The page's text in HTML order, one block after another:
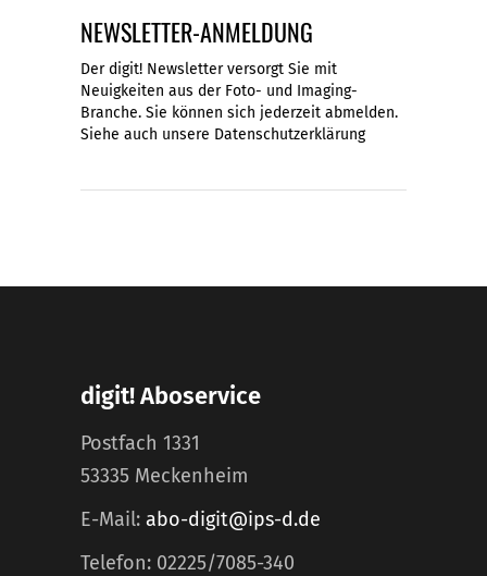
NEWSLETTER-ANMELDUNG
Der digit! Newsletter versorgt Sie mit
Neuigkeiten aus der Foto- und Imaging-
Branche. Sie können sich jederzeit abmelden.
Siehe auch unsere Datenschutzerklärung
digit! Aboservice
Postfach 1331
53335 Meckenheim
E-Mail: abo-digit@ips-d.de
Telefon: 02225/7085-340